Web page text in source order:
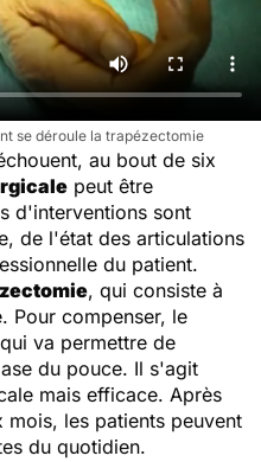
se déroule la trapézectomie
au bout de six
peut être
d'interventions sont
de l'état des articulations
du patient.
, qui consiste à
Pour compenser, le
va permettre de
du pouce. Il s'agit
mais efficace. Après
les patients peuvent
du quotidien.